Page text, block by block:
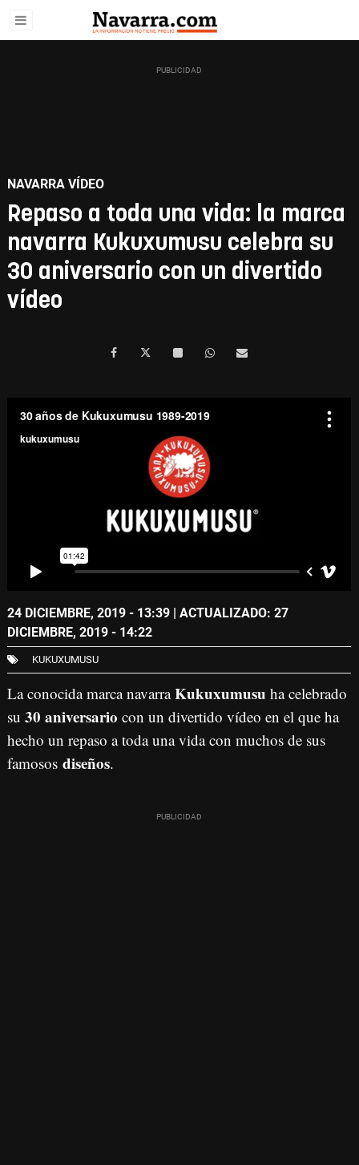
NAVARRA VÍDEO
Repaso a toda una vida: la marca
navarra Kukuxumusu celebra su
30 aniversario con un divertido
vídeo
Vimeo.
24 DICIEMBRE, 2019 - 13:39 | ACTUALIZADO: 27
DICIEMBRE, 2019 - 14:22
KUKUXUMUSU
La conocida marca navarraKukuxumusu ha celebrado
su 30 aniversario con un divertido vídeo en el que ha
hecho un repaso a toda una vida con muchos de sus
famosos diseños.